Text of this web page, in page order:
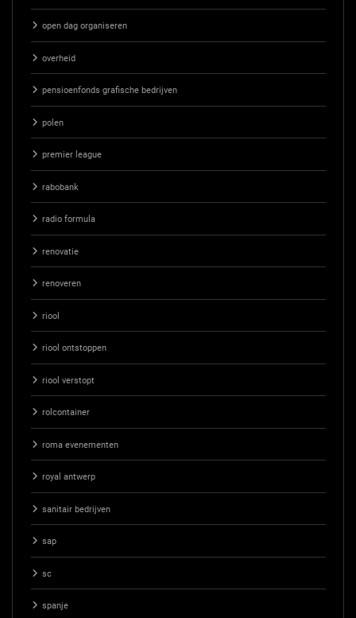
open dag organiseren
overheid
pensioenfonds grafische bedrijven
polen
premier league
rabobank
radio formula
renovatie
renoveren
riool
riool ontstoppen
riool verstopt
rolcontainer
roma evenementen
royal antwerp
sanitair bedrijven
sap
sc
spanje